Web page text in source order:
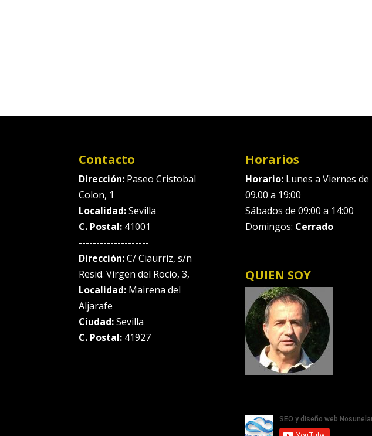
Contacto
Dirección: Paseo Cristobal
Colon, 1
Localidad:Sevilla
C. Postal: 41001
--------------------
Dirección:C/ Ciaurriz, s/n
Resid. Virgen del Rocío, 3,
Localidad: Mairena del
Aljarafe
Ciudad:Sevilla
C. Postal: 41927
Horarios
Horario:Lunes a Viernes de
09.00 a 19:00
Sábados de 09:00 a 14:00
Domingos: Cerrado
QUIEN SOY